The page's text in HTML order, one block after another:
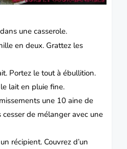
une casserole.
en deux. Grattez les
Portez le tout à ébullition.
lait en pluie fine.
une 10 aine de
de mélanger avec une
récipient. Couvrez d’un